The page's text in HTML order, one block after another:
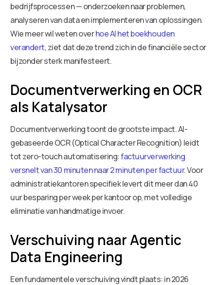
bedrijfsprocessen — onderzoeken naar problemen,
analyseren van data en implementeren van oplossingen.
Wie meer wil weten overhoe AI het boekhouden
verandert, ziet dat deze trend zich in de financiële sector
bijzonder sterk manifesteert.
Documentverwerking en OCR
als Katalysator
Documentverwerking toont de grootste impact. AI-
gebaseerde OCR (Optical Character Recognition) leidt
tot zero-touch automatisering:factuurverwerking
versnelt van 30 minuten naar 2 minuten per factuur. Voor
administratiekantoren specifiek levert dit meer dan 40
uur besparing per week per kantoor op, met volledige
eliminatie van handmatige invoer.
Verschuiving naar Agentic
Data Engineering
Een fundamentele verschuiving vindt plaats: in 2026